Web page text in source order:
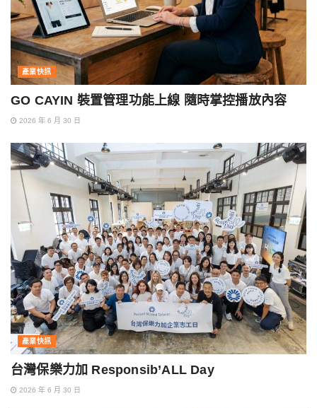
產業快訊
GO CAYIN 裝置管理功能上線 隨時掌控播放內容
2026 年 6 月 30 日
產業快訊
台灣保樂力加 Responsib’ALL Day
2026 年 6 月 30 日